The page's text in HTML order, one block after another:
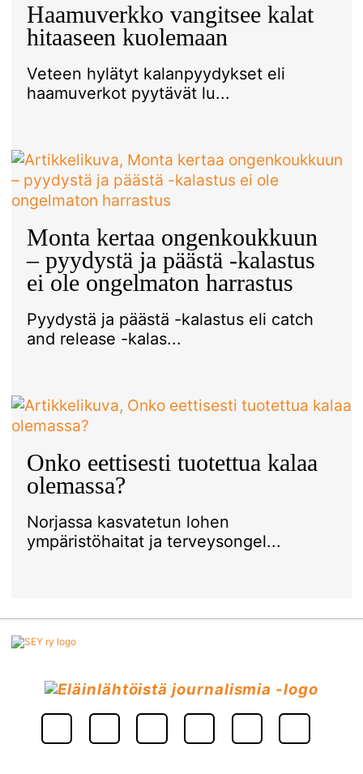
Haamuverkko vangitsee kalat
hitaaseen kuolemaan
Veteen hylätyt kalanpyydykset eli
haamuverkot pyytävät lu...
Monta kertaa ongenkoukkuun
– pyydystä ja päästä -kalastus
ei ole ongelmaton harrastus
Pyydystä ja päästä -kalastus eli catch
and release -kalas...
Onko eettisesti tuotettua kalaa
olemassa?
Norjassa kasvatetun lohen
ympäristöhaitat ja terveysongel...